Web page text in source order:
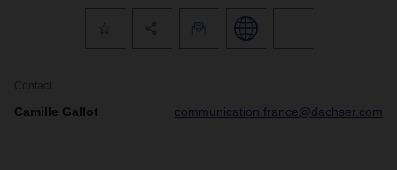
Contact
Camille Gallot communication.france@dachser.com